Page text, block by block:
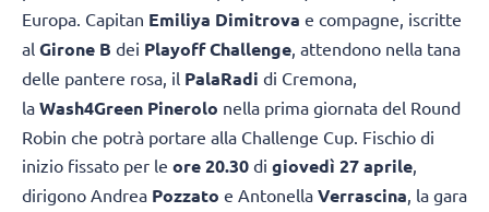
Europa. Capitan Emiliya Dimitrova e compagne, iscritte
al Girone B dei Playoff Challenge, attendono nella tana
delle pantere rosa, il PalaRadi di Cremona,
la Wash4Green Pinerolo nella prima giornata del Round
Robin che potrà portare alla Challenge Cup. Fischio di
inizio fissato per le ore 20.30 di giovedì 27 aprile,
dirigono Andrea Pozzato e Antonella Verrascina, la gara